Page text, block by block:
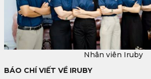
Nhân viên Iruby
BÁO CHÍ VIẾT VỀ IRUBY